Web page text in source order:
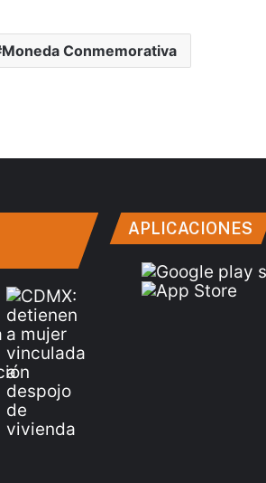
Moneda Conmemorativa
APLICACIONES